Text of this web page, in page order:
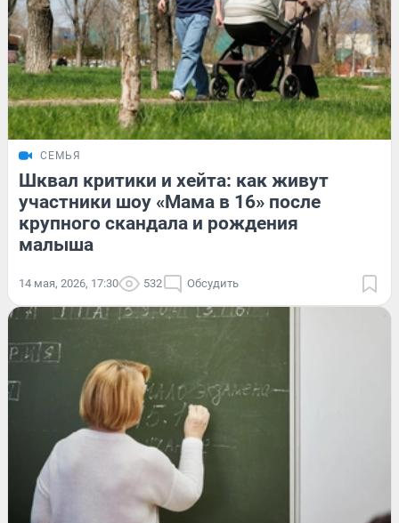
СЕМЬЯ
Шквал критики и хейта: как живут
участники шоу «Мама в 16» после
крупного скандала и рождения
малыша
14 мая, 2026, 17:30 532 Обсудить